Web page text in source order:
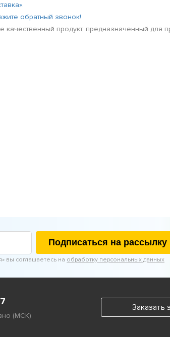
.
обратный звонок!
качественный продукт, предназначенный
Подписаться на рассылку
вы соглашаетесь на обработку персональных данных
(МСК)
Заказать